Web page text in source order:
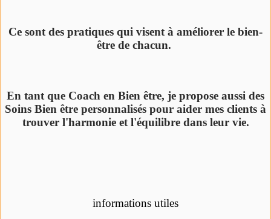
Ce sont des pratiques qui visent à améliorer le bien-
être de chacun.
En tant que Coach en Bien être, je propose aussi des
Soins Bien être personnalisés pour aider mes clients à
trouver l'harmonie et l'équilibre dans leur vie.
informations utiles